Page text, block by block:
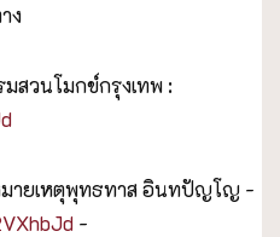
ง
สวนโมกข์กรุงเทพ :
มายเหตุพุทธทาส อินทปัญโญ -
-